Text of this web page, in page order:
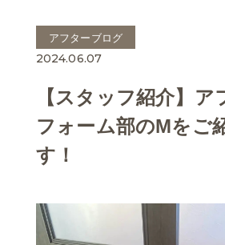
アフターブログ
2024.06.07
【スタッフ紹介】ア
フォーム部のMをご
す！